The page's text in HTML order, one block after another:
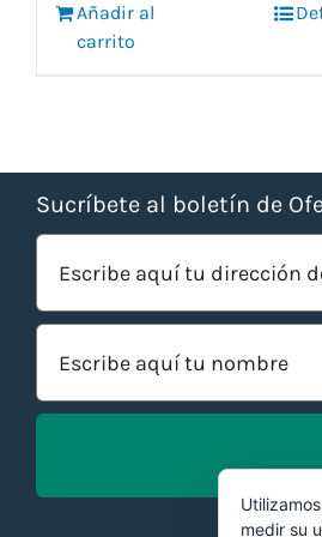
8,50 €.
Añadir al
carrito
Sucríbete al boletín de
medir su